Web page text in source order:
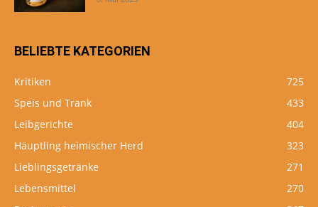
BELIEBTE KATEGORIEN
Kritiken
725
Speis und Trank
433
Leibgerichte
404
Häuptling heimischer Herd
323
Lieblingsgetränke
271
Lebensmittel
270